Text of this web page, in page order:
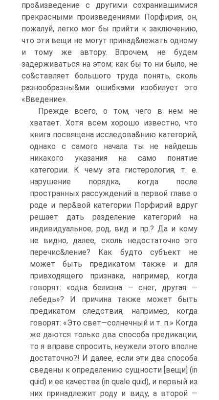
про&изведение с другими сохранившимися
прекрасными произведениями Порфирия, он,
пожалуй, легко мог бы прийти к заключению,
что эти вещи не могут принад&лежать одному
и тому же автору. Впрочем, не будем
задерживаться на этом; как бы то ни было, не
со&ставляет большого труда понять, сколь
разнообразны&ми ошибками изобилует это
«Введение».
Прежде всего, о том, чего в нем не
хватает. Хотя всем хорошо известно, что
книга посвящена исследова&нию категорий,
однако с самого начала ты не найдешь
никакого указания на само понятие
категории. К чему эта гистерология, т. е.
нарушение порядка, когда после
пространных рассуждений в первой главе о
роде и пер&вой категории Порфирий вдруг
решает дать разделение категорий на
индивидуальное, род, вид и пр.? Да и кому
не видно, далее, сколь недостаточно это
перечис&ление? Как будто субъект не
может быть предикатом также и для
привходящего признака, например, когда
говорят: «одна белизна — снег, другая —
лебедь»? И причина также может быть
предикатом следствия, например, когда
говорят: «Это свет—солнечный и т. п.» Когда
же даются только два способа предикации,
то я вправе спросить, неужели этого вполне
достаточно?! И далее, если эти два способа
сведены к определению сущности [вещи] (in
quid) и ее качества (in quale quid), и первый из
них принадлежит роду и виду, а второй —